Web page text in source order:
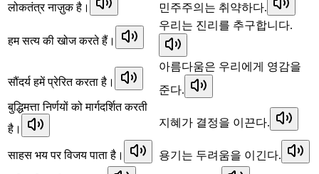
लोकतंत्र नाज़ुक है। 민주주의는 취약하다.
हम सत्य की खोज करते हैं।
우리는 진리를 추구합니다.
सौंदर्य हमें प्रेरित करता है।
아름다움은 우리에게 영감을
준다.
बुद्धिमत्ता निर्णयों को मार्गदर्शित करती
है।
지혜가 결정을 이끈다.
साहस भय पर विजय पाता है। 용기는 두려움을 이긴다.